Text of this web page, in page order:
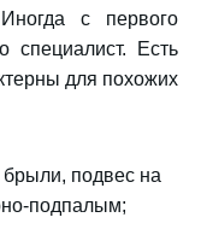
с первого
специалист. Есть
для похожих
подвес на
подпалым;